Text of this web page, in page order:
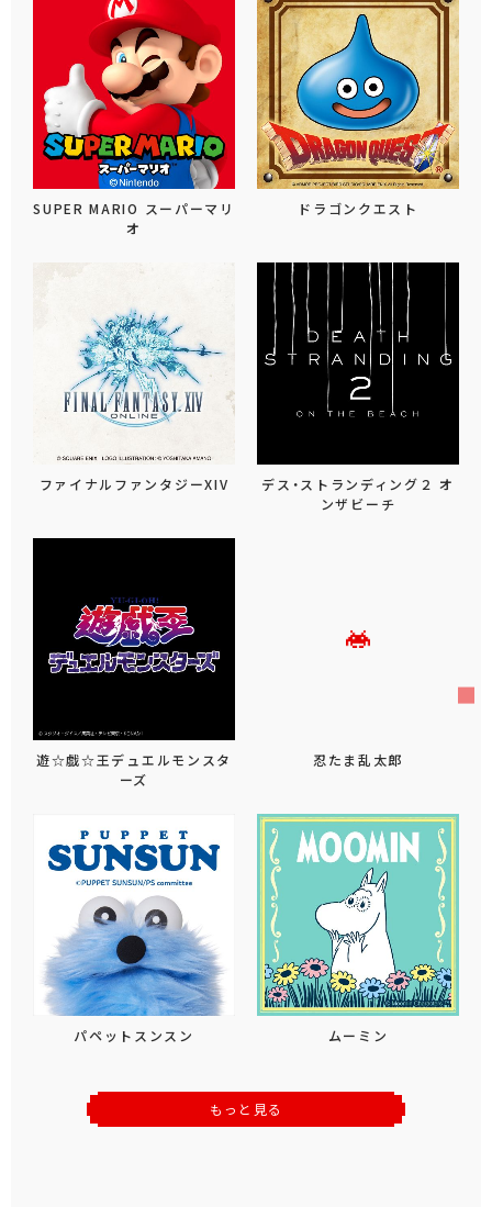
SUPER MARIO スーパーマリ
オ
ドラゴンクエスト
ファイナルファンタジーXIV
デス・ストランディング２ オ
ンザビーチ
遊☆戯☆王デュエルモンスタ
ーズ
忍たま乱太郎
パペットスンスン ムーミン
もっと見る